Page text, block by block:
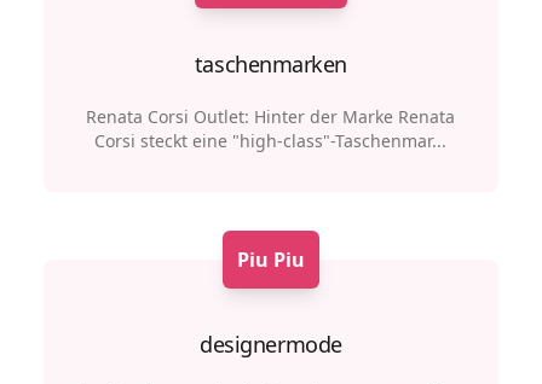
taschenmarken
Renata Corsi Outlet: Hinter der Marke Renata
Corsi steckt eine "high-class"-Taschenmar...
Piu Piu
designermode